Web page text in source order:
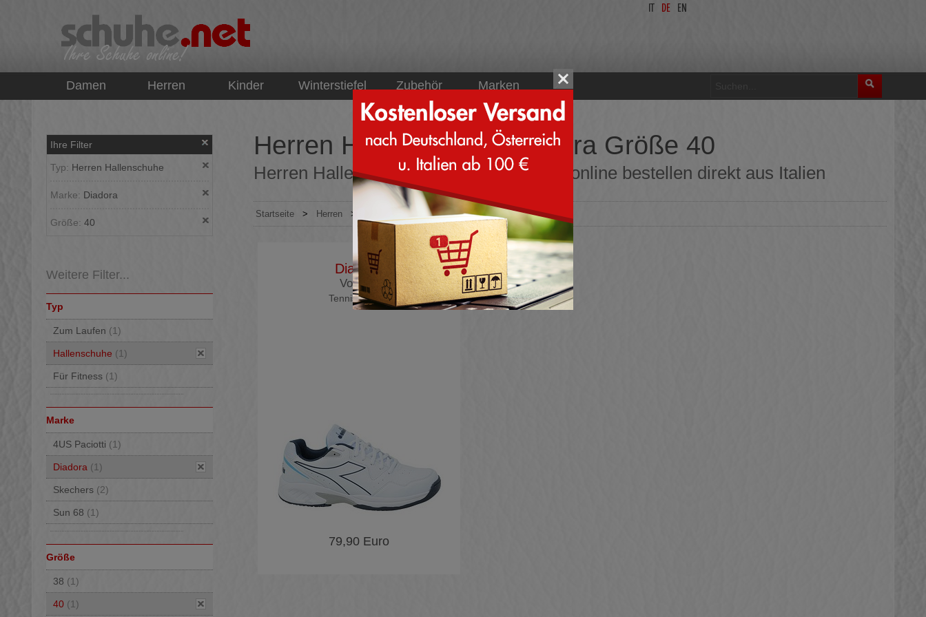
DE EN
Damen Herren Kinder Winterstiefel Zubehör Marken
Ihre Filter
Typ: Herren Hallenschuhe
Marke: Diadora
Größe: 40
Weitere Filter...
Typ
Zum Laufen (1)
Hallenschuhe (1)
Für Fitness (1)
Marke
4US Paciotti (1)
Diadora (1)
Skechers (2)
Sun 68 (1)
Größe
38 (1)
40 (1)
Herren Hallenschuhe Diadora Größe 40
Herren Hallenschuhe Diadora Größe 40 online bestellen direkt aus Italien
Startseite > Herren > Sportliche Schuhe > Hallenschuhe > Diadora
Diadora
Volee 6
Tennisschuhe
79,90 Euro